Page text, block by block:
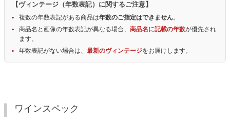
【ヴィンテージ（年数表記）に関するご注意】
複数の年数表記がある商品は年数のご指定はできません。
商品名と画像の年数表記が異なる場合、 商品名に記載の年数が優先され
ます。
年数表記がない場合は、 最新のヴィンテージをお届けします。
ワインスペック